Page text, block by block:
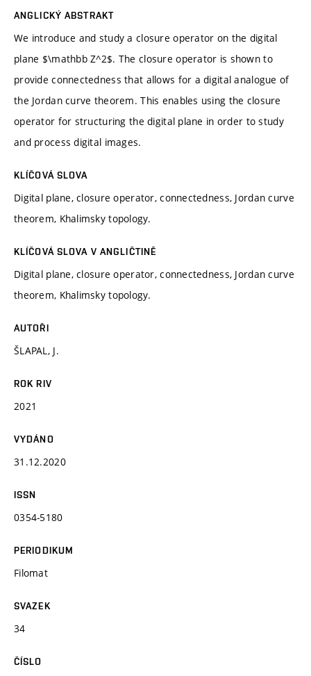
ANGLICKÝ ABSTRAKT
We introduce and study a closure operator on the digital
plane $\mathbb Z^2$. The closure operator is shown to
provide connectedness that allows for a digital analogue of
the Jordan curve theorem. This enables using the closure
operator for structuring the digital plane in order to study
and process digital images.
KLÍČOVÁ SLOVA
Digital plane, closure operator, connectedness, Jordan curve
theorem, Khalimsky topology.
KLÍČOVÁ SLOVA V ANGLIČTINĚ
Digital plane, closure operator, connectedness, Jordan curve
theorem, Khalimsky topology.
AUTOŘI
ŠLAPAL, J.
ROK RIV
2021
VYDÁNO
31.12.2020
ISSN
0354-5180
PERIODIKUM
Filomat
SVAZEK
34
ČÍSLO